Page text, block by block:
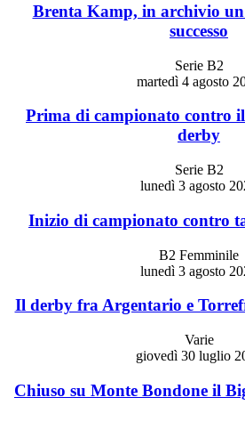
Brenta Kamp, in archivio
successo
Serie B2
martedì 4 agosto
Prima di campionato contro
derby
Serie B2
lunedì 3 agosto
Inizio di campionato contro
B2 Femminile
lunedì 3 agosto
Il derby fra Argentario e
Varie
giovedì 30 luglio
Chiuso su Monte Bondone il